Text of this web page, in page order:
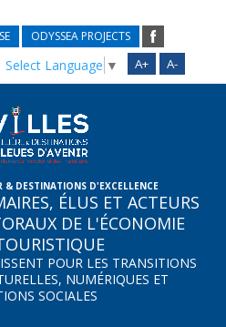
ODYSSEA PROJECTS
A+ A-
Select Language ▼
& DESTINATIONS D'EXCELLENCE
ÉLUS ET ACTEURS
DE L'ÉCONOMIE
POUR LES TRANSITIONS
NUMÉRIQUES ET
SOCIALES